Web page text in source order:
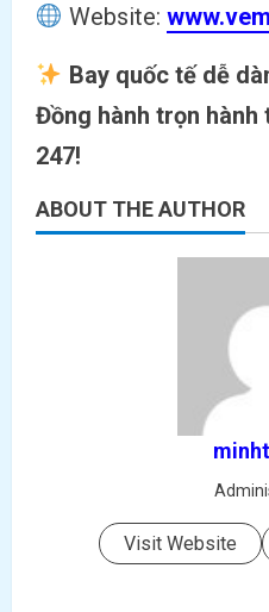
Website:
Bay quốc tế dễ
Đồng hành trọn hành
247!
ABOUT THE AUTHOR
Visit Website